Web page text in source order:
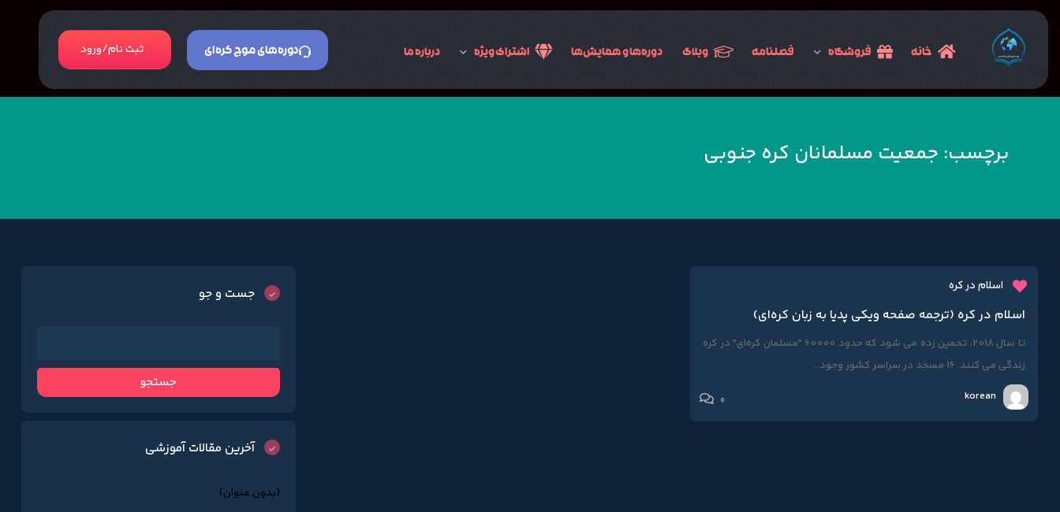
خانه فروشگاه فصلنامه وبلاگ دوره‌ها و همایش‌ها اشتراک ویژه درباره ما دوره‌های موج کره‌ای ثبت نام/ورود
برچسب: جمعیت مسلمانان کره جنوبی
اسلام در کره
اسلام در کره (ترجمه صفحه ویکی پدیا به زبان کره‌ای)
تا سال 2018، تخمین زده می شود که حدود 60000 "مسلمان کره‌ای" در کره
زندگی می کنند. 16 مسجد در سراسر کشور وجود...
korean
0
جست و جو
آخرین مقالات آموزشی
(بدون عنوان)